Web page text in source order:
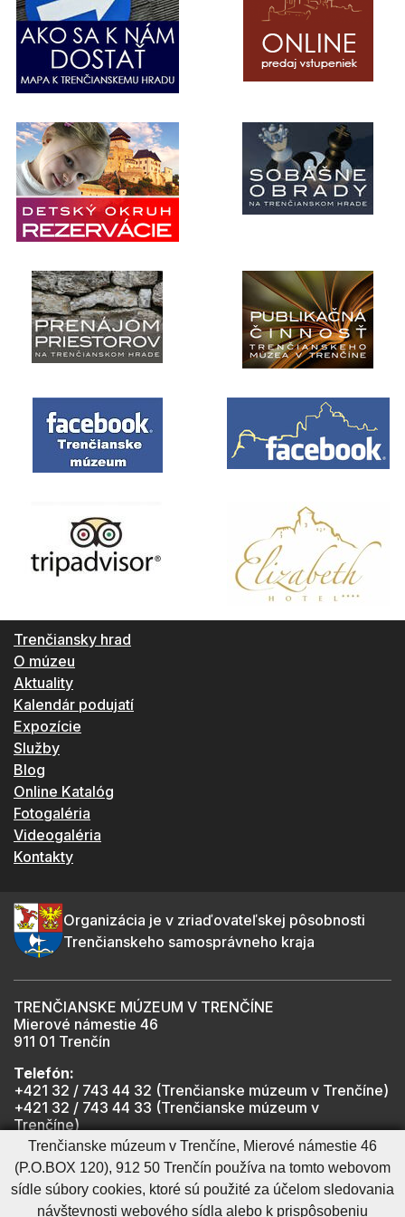
Trenčiansky hrad
O múzeu
Aktuality
Kalendár podujatí
Expozície
Služby
Blog
Online Katalóg
Fotogaléria
Videogaléria
Kontakty
Organizácia je v zriaďovateľskej pôsobnosti
Trenčianskeho samosprávneho kraja
TRENČIANSKE MÚZEUM V TRENČÍNE
Mierové námestie 46
911 01 Trenčín
Telefón:
+421 32 / 743 44 32 (Trenčianske múzeum v Trenčíne)
+421 32 / 743 44 33 (Trenčianske múzeum v
Trenčíne)
+421 901 918 825 (Trenčiansky hrad - informátor -
počas otváracích hodín hradu)
Trenčianske múzeum v Trenčíne, Mierové námestie 46
(P.O.BOX 120), 912 50 Trenčín používa na tomto webovom
sídle súbory cookies, ktoré sú použité za účelom sledovania
návštevnosti webového sídla alebo k prispôsobeniu